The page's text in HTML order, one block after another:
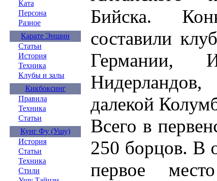
Ката
Персона
Разное
Карате Эншин
Статьи
История
Техника
Клубы и залы
Кикбоксинг
Правила
Техника
Статьи
Кунг Фу (Ушу)
История
Статьи
Техника
Стили
Бийска.
составили
Германии,
далекой
Всего в
250 борцов. В
первое